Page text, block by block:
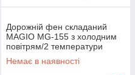
Дорожній фен складаний
MAGIO МG-155 з холодним
повітрям/2 температури
White (Niz14132)
Немає в наявності